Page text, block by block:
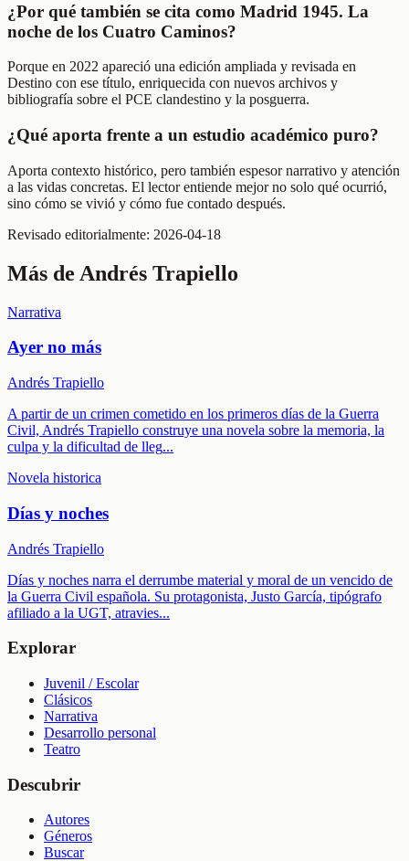
¿Por qué también se cita como Madrid 1945. La
noche de los Cuatro Caminos?
Porque en 2022 apareció una edición ampliada y revisada en
Destino con ese título, enriquecida con nuevos archivos y
bibliografía sobre el PCE clandestino y la posguerra.
¿Qué aporta frente a un estudio académico puro?
Aporta contexto histórico, pero también espesor narrativo y atención
a las vidas concretas. El lector entiende mejor no solo qué ocurrió,
sino cómo se vivió y cómo fue contado después.
Revisado editorialmente: 2026-04-18
Más de Andrés Trapiello
Narrativa
Ayer no más
Andrés Trapiello
A partir de un crimen cometido en los primeros días de la Guerra
Civil, Andrés Trapiello construye una novela sobre la memoria, la
culpa y la dificultad de lleg...
Novela historica
Días y noches
Andrés Trapiello
Días y noches narra el derrumbe material y moral de un vencido de
la Guerra Civil española. Su protagonista, Justo García, tipógrafo
afiliado a la UGT, atravies...
Explorar
Juvenil / Escolar
Clásicos
Narrativa
Desarrollo personal
Teatro
Descubrir
Autores
Géneros
Buscar